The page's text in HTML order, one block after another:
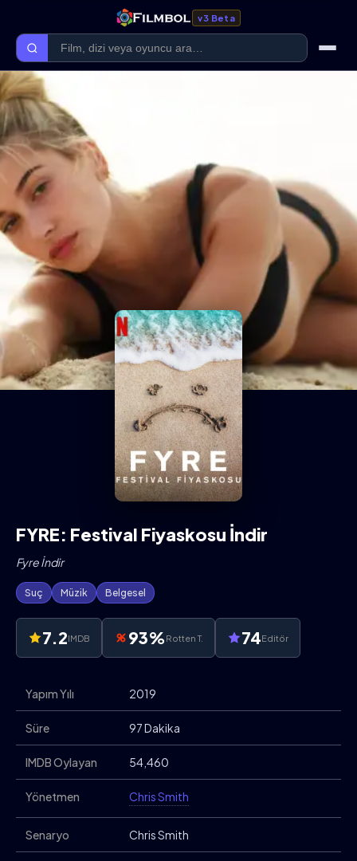
v3 Beta
Ana Sayfa
Forum
Kategoriler
Kaliteler
Film Kategorileri
Dizi Kategorileri
Giriş Yap
FYRE: Festival Fiyaskosu İndir
Fyre İndir
Suç Müzik Belgesel
7.2IMDB 93%Rotten T. 74Editör
Yapım Yılı 2019
Süre 97 Dakika
IMDB Oylayan 54,460
Yönetmen Chris Smith
Senaryo Chris Smith